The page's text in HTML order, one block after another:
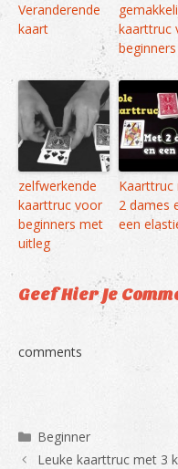
Veranderende
kaart
kaarttruc
zelfwerkende
kaarttruc voor
beginners met
uitleg
Kaarttruc
2 dames
een
Geef Hier Je
comments
Categorieën
Beginner
Leuke kaarttruc met 3